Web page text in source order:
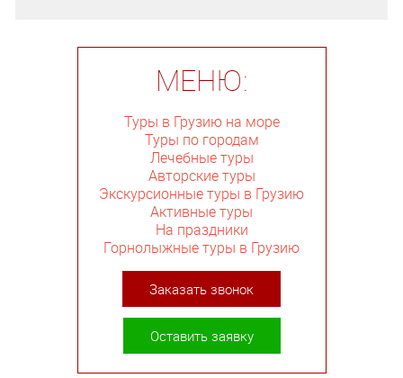
МЕНЮ:
Туры в Грузию на море
Туры по городам
Лечебные туры
Авторские туры
Экскурсионные туры в Грузию
Активные туры
На праздники
Горнолыжные туры в Грузию
Заказать звонок
Оставить заявку